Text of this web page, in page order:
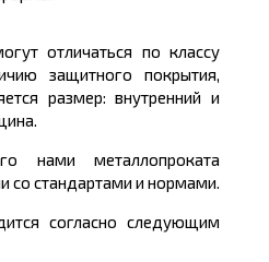
отличаться по классу
защитного покрытия,
размер: внутренний и
нами металлопроката
со стандартами и нормами.
согласно следующим